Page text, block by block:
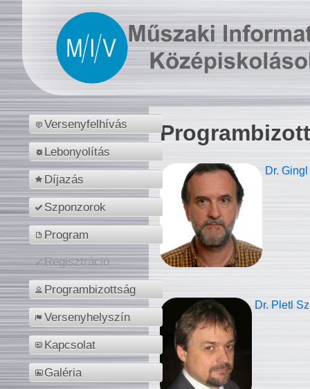
Versenyfelhívás
Lebonyolítás
Díjazás
Szponzorok
Program
Regisztráció
Programbizottság
Versenyhelyszín
Kapcsolat
Galéria
Dr.
Dr. Pletl